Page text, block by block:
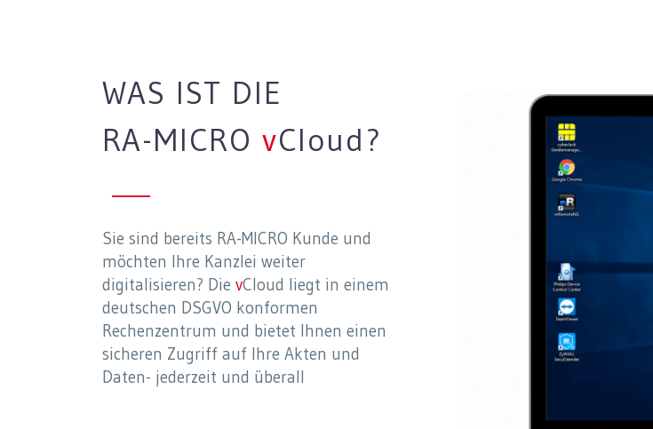
WAS IST DIE
RA-MICRO vCloud?
Sie sind bereits RA-MICRO Kunde und
möchten Ihre Kanzlei weiter
digitalisieren? Die vCloud liegt in einem
deutschen DSGVO konformen
Rechenzentrum und bietet Ihnen einen
sicheren Zugriff auf Ihre Akten und
Daten- jederzeit und überall